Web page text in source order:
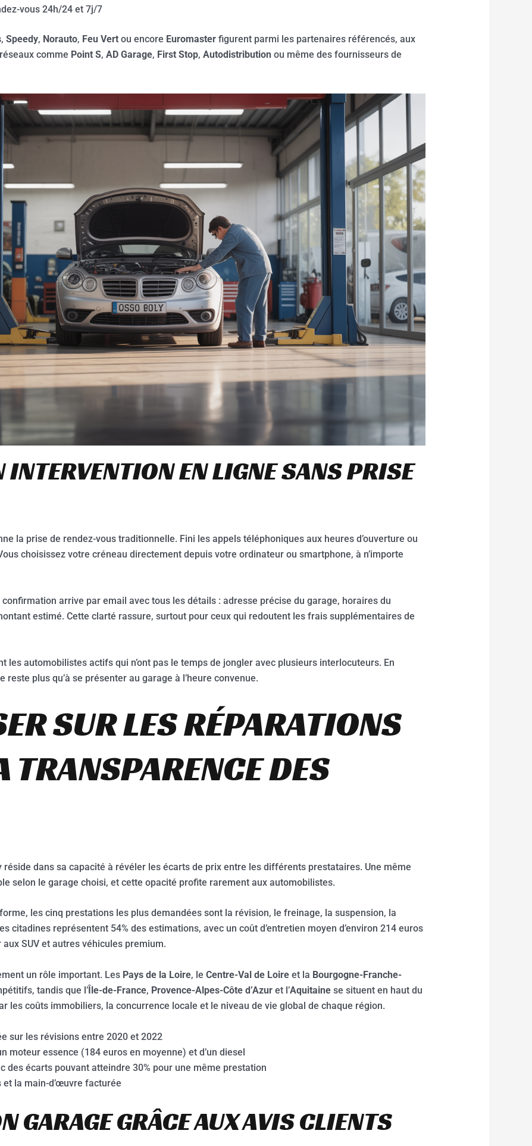
vous 24h/24 et 7j/7
, Speedy, Norauto, Feu Vertou encore Euromasterfigurent parmi les partenaires référencés, aux
comme Point S, AD Garage, First Stop, Autodistribution ou même des fournisseurs de
INTERVENTION EN LIGNE SANS PRISE
la prise de rendez-vous traditionnelle. Fini les appels téléphoniques aux heures d’ouverture ou
choisissez votre créneau directement depuis votre ordinateur ou smartphone, à n’importe
arrive par email avec tous les détails : adresse précise du garage, horaires du
estimé. Cette clarté rassure, surtout pour ceux qui redoutent les frais supplémentaires de
les automobilistes actifs qui n’ont pas le temps de jongler avec plusieurs interlocuteurs. En
plus qu’à se présenter au garage à l’heure convenue.
SUR LES RÉPARATIONS
TRANSPARENCE DES
réside dans sa capacité à révéler les écarts de prix entre les différents prestataires. Une même
selon le garage choisi, et cette opacité profite rarement aux automobilistes.
les cinq prestations les plus demandées sont la révision, le freinage, la suspension, la
citadines représentent 54% des estimations, avec un coût d’entretien moyen d’environ 214 euros
SUV et autres véhicules premium.
un rôle important. Les Pays de la Loire, le Centre-Val de Loireet la Bourgogne-Franche-
tandis que l’Île-de-France, Provence-Alpes-Côte d’Azuret l’Aquitainese situent en haut du
les coûts immobiliers, la concurrence locale et le niveau de vie global de chaque région.
sur les révisions entre 2020 et 2022
moteur essence (184 euros en moyenne) et d’un diesel
des écarts pouvant atteindre 30% pour une même prestation
la main-d’œuvre facturée
GARAGE GRÂCE AUX AVIS CLIENTS